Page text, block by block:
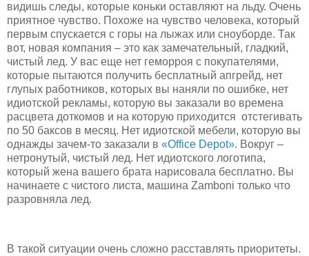
видишь следы, которые коньки оставляют на льду. Очень
приятное чувство. Похоже на чувство человека, который
первым спускается с горы на лыжах или сноуборде. Так
вот, новая компания – это как замечательный, гладкий,
чистый лед. У вас еще нет геморроя с покупателями,
которые пытаются получить бесплатный апгрейд, нет
глупых работников, которых вы наняли по ошибке, нет
идиотской рекламы, которую вы заказали во времена
расцвета доткомов и на которую приходится отстегивать
по 50 баксов в месяц. Нет идиотской мебели, которую вы
однажды зачем-то заказали в «Office Depot». Вокруг –
нетронутый, чистый лед. Нет идиотского логотипа,
который жена вашего брата нарисовала бесплатно. Вы
начинаете с чистого листа, машина Zamboni только что
разровняла лед.
В такой ситуации очень сложно расставлять приоритеты.